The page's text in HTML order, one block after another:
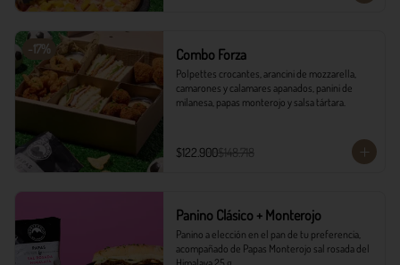
-17% Combo Forza
Polpettes crocantes, arancini de mozzarella,
camarones y calamares apanados, panini de
milanesa, papas monterojo y salsa tártara.
$122.900$148.718
Panino Clásico + Monterojo
Panino a elección en el pan de tu preferencia,
acompañado de Papas Monterojo sal rosada del